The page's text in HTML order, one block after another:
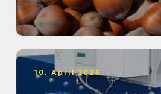
10. April 2026